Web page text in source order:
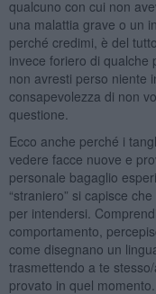
qualcuno con cui non
una malattia grave o un
perché credimi, è del
invece foriero di qualche
non avresti perso niente
consapevolezza di non
questione.
Ecco anche perché i
vedere facce nuove e
personale bagaglio
“straniero” si capisce
per intendersi.
comportamento,
come disegnano un
trasmettendo a te
provato in quel momento.